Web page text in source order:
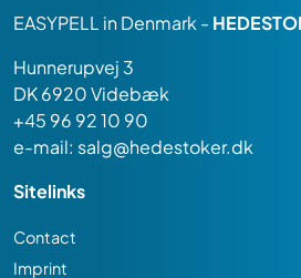
EASYPELL in Denmark -
Hunnerupvej 3
DK 6920 Videbæk
+45 96 92 10 90
e-mail: salg@hedestoker.dk
Sitelinks
Contact
Imprint